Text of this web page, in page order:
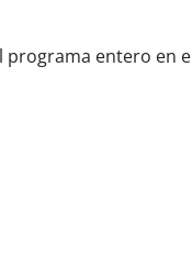
programa entero en